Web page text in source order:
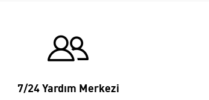
7/24 Yardım Merkezi